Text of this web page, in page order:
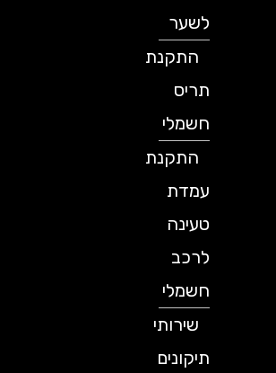
לשער
התקנת
תריס
חשמלי
התקנת
עמדת
טעינה
לרכב
חשמלי
שירותי
תיקונים